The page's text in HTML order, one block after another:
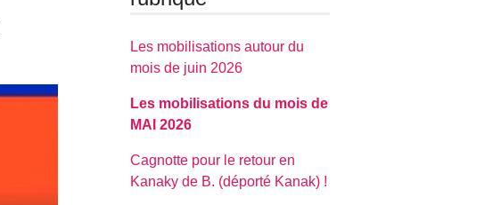
Les mobilisations autour du
mois de juin 2026
Les mobilisations du mois de
MAI 2026
Cagnotte pour le retour en
Kanaky de B. (déporté Kanak) !